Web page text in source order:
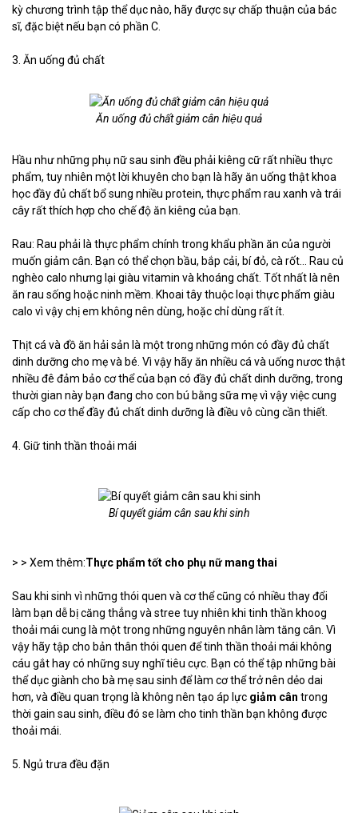
kỳ chương trình tập thể dục nào, hãy được sự chấp thuận của bác
sĩ, đặc biệt nếu bạn có phần C.
3. Ăn uống đủ chất
Ăn uống đủ chất giảm cân hiệu quả
Hầu như những phụ nữ sau sinh đều phải kiêng cữ rất nhiều thực
phẩm, tuy nhiên một lời khuyên cho bạn là hãy ăn uống thật khoa
học đầy đủ chất bổ sung nhiều protein, thực phẩm rau xanh và trái
cây rất thích hợp cho chế độ ăn kiêng của bạn.
Rau: Rau phải là thực phẩm chính trong khẩu phần ăn của người
muốn giảm cân. Bạn có thể chọn bầu, bắp cải, bí đỏ, cà rốt… Rau củ
nghèo calo nhưng lại giàu vitamin và khoáng chất. Tốt nhất là nên
ăn rau sống hoặc ninh mềm. Khoai tây thuộc loại thực phẩm giàu
calo vì vậy chị em không nên dùng, hoặc chỉ dùng rất ít.
Thịt cá và đồ ăn hải sản là một trong những món có đầy đủ chất
dinh dưỡng cho mẹ và bé. Vì vậy hãy ăn nhiều cá và uống nươc thật
nhiều đê đảm bảo cơ thể của bạn có đầy đủ chất dinh dưỡng, trong
thười gian này bạn đang cho con bú bằng sữa mẹ vì vậy việc cung
cấp cho cơ thể đầy đủ chất dinh dưỡng là điều vô cùng cần thiết.
4. Giữ tinh thần thoải mái
Bí quyết giảm cân sau khi sinh
> > Xem thêm:Thực phẩm tốt cho phụ nữ mang thai
Sau khi sinh vì những thói quen và cơ thể cũng có nhiều thay đổi
làm bạn dễ bị căng thẳng và stree tuy nhiên khi tinh thần khoog
thoải mái cung là một trong những nguyên nhân làm tăng cân. Vì
vậy hãy tập cho bản thân thói quen để tinh thần thoải mái không
cáu gắt hay có những suy nghĩ tiêu cực. Bạn có thể tập những bài
thể dục giành cho bà mẹ sau sinh để làm cơ thể trở nên dẻo dai
hơn, và điều quan trọng là không nên tạo áp lực giảm cân trong
thời gain sau sinh, điều đó se làm cho tinh thần bạn không được
thoải mái.
5. Ngủ trưa đều đặn